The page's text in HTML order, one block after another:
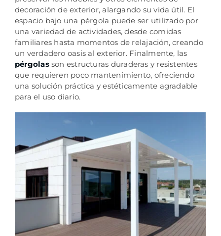
decoración de exterior, alargando su vida útil. El
espacio bajo una pérgola puede ser utilizado por
una variedad de actividades, desde comidas
familiares hasta momentos de relajación, creando
un verdadero oasis al exterior. Finalmente, las
pérgolas son estructuras duraderas y resistentes
que requieren poco mantenimiento, ofreciendo
una solución práctica y estéticamente agradable
para el uso diario.